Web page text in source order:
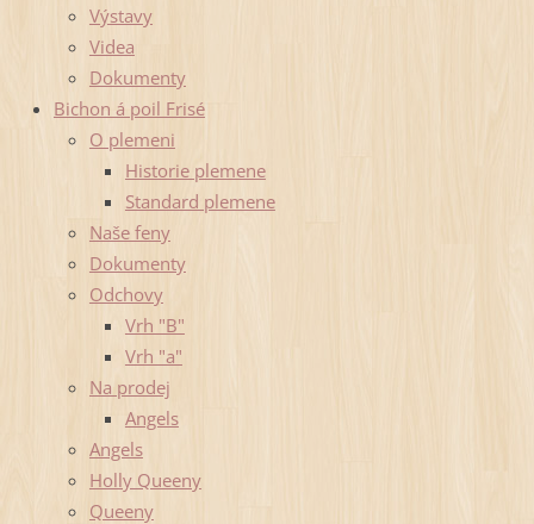
Výstavy
Videa
Dokumenty
Bichon á poil Frisé
O plemeni
Historie plemene
Standard plemene
Naše feny
Dokumenty
Odchovy
Vrh "B"
Vrh "a"
Na prodej
Angels
Angels
Holly Queeny
Queeny